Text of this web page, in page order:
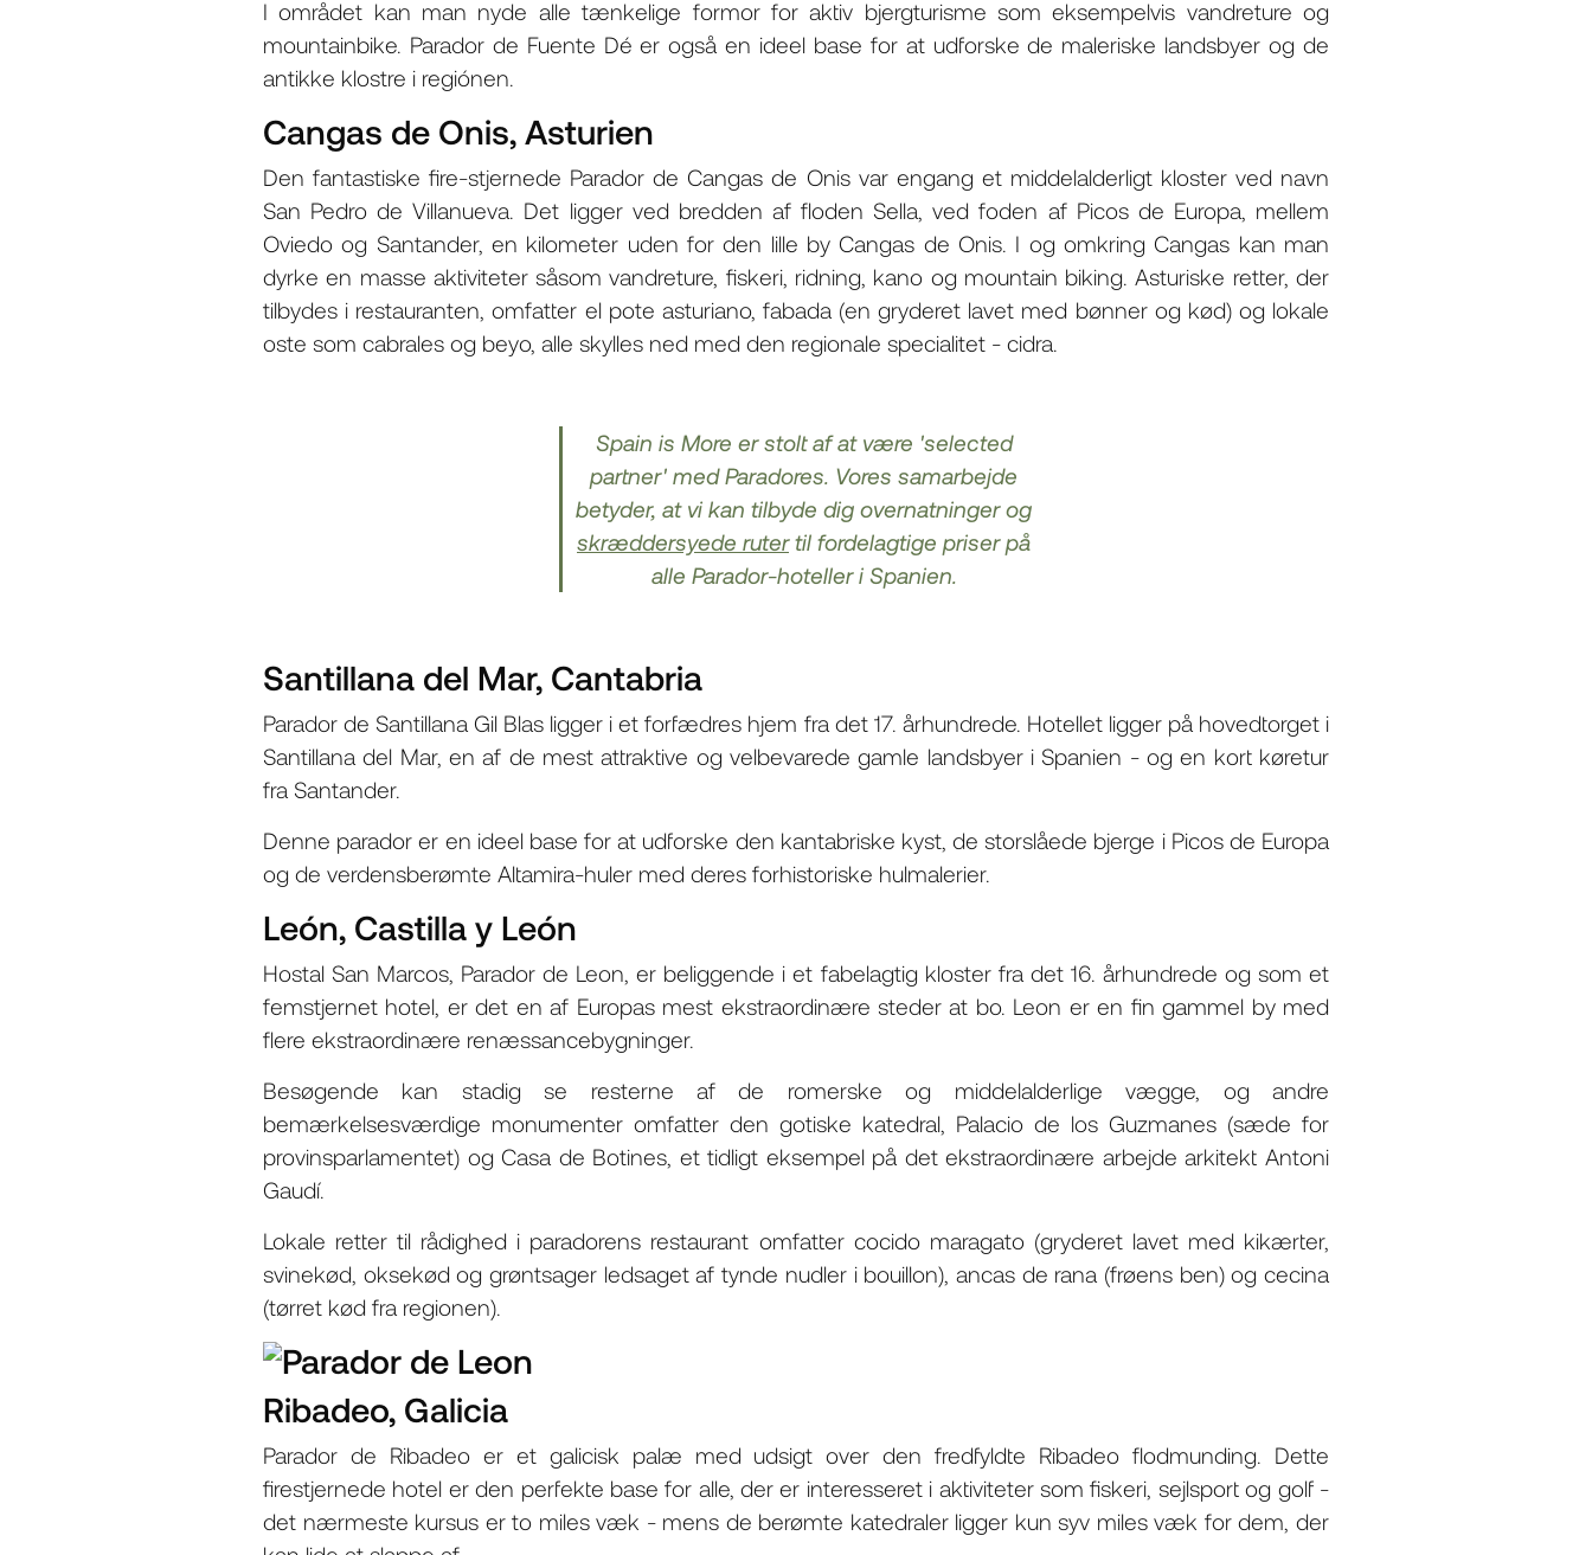
I området kan man nyde alle tænkelige formor for aktiv bjergturisme som eksempelvis vandreture og
mountainbike. Parador de Fuente Dé er også en ideel base for at udforske de maleriske landsbyer og de
antikke klostre i regiónen.
Cangas de Onis, Asturien
Den fantastiske fire-stjernede Parador de Cangas de Onis var engang et middelalderligt kloster ved navn
San Pedro de Villanueva. Det ligger ved bredden af ​​floden Sella, ved foden af ​​Picos de Europa, mellem
Oviedo og Santander, en kilometer uden for den lille by Cangas de Onis. I og omkring Cangas kan man
dyrke en masse aktiviteter såsom vandreture, fiskeri, ridning, kano og mountain biking. Asturiske retter, der
tilbydes i restauranten, omfatter el pote asturiano, fabada (en gryderet lavet med bønner og kød) og lokale
oste som cabrales og beyo, alle skylles ned med den regionale specialitet - cidra.
Spain is More er stolt af at være 'selected
partner' med Paradores. Vores samarbejde
betyder, at vi kan tilbyde dig overnatninger og
skræddersyede rutertil fordelagtige priser på
alle Parador-hoteller i Spanien.
Santillana del Mar, Cantabria
Parador de Santillana Gil Blas ligger i et forfædres hjem fra det 17. århundrede. Hotellet ligger på hovedtorget i
Santillana del Mar, en af ​​de mest attraktive og velbevarede gamle landsbyer i Spanien - og en kort køretur
fra Santander.
Denne parador er en ideel base for at udforske den kantabriske kyst, de storslåede bjerge i Picos de Europa
og de verdensberømte Altamira-huler med deres forhistoriske hulmalerier.
León, Castilla y León
Hostal San Marcos, Parador de Leon, er beliggende i et fabelagtig kloster fra det 16. århundrede og som et
femstjernet hotel, er det en af ​​Europas mest ekstraordinære steder at bo. Leon er en fin gammel by med
flere ekstraordinære renæssancebygninger.
Besøgende kan stadig se resterne af de romerske og middelalderlige vægge, og andre
bemærkelsesværdige monumenter omfatter den gotiske katedral, Palacio de los Guzmanes (sæde for
provinsparlamentet) og Casa de Botines, et tidligt eksempel på det ekstraordinære arbejde arkitekt Antoni
Gaudí.
Lokale retter til rådighed i paradorens restaurant omfatter cocido maragato (gryderet lavet med kikærter,
svinekød, oksekød og grøntsager ledsaget af tynde nudler i bouillon), ancas de rana (frøens ben) og cecina
(tørret kød fra regionen).
Ribadeo, Galicia
Parador de Ribadeo er et galicisk palæ med udsigt over den fredfyldte Ribadeo flodmunding. Dette
firestjernede hotel er den perfekte base for alle, der er interesseret i aktiviteter som fiskeri, sejlsport og golf -
det nærmeste kursus er to miles væk - mens de berømte katedraler ligger kun syv miles væk for dem, der